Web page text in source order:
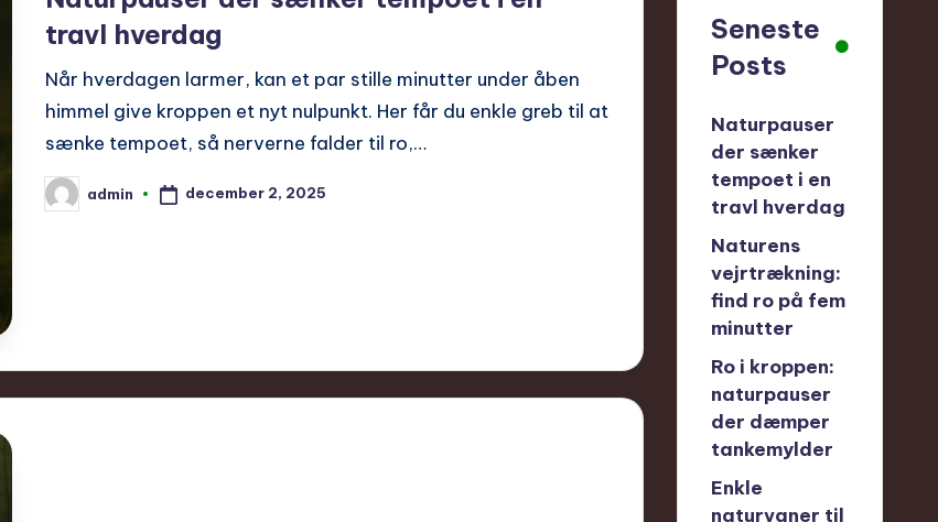
travl hverdag
Når hverdagen larmer, kan et par stille minutter under åben
himmel give kroppen et nyt nulpunkt. Her får du enkle greb til at
sænke tempoet, så nerverne falder til ro,…
Posted
by
admin december 2, 2025
Seneste
Posts
Naturpauser
der sænker
tempoet i en
travl hverdag
Naturens
vejrtrækning:
find ro på fem
minutter
Ro i kroppen:
naturpauser
der dæmper
tankemylder
Enkle
naturvaner til